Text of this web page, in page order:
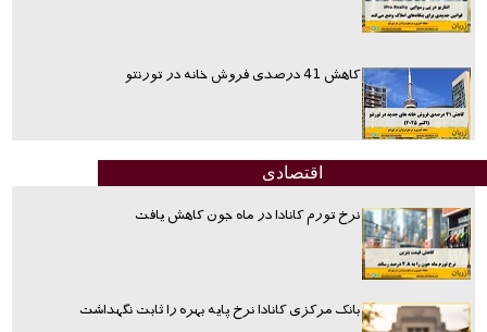
کاهش 41 درصدی فروش خانه در تورنتو
اقتصادی
نرخ تورم کانادا در ماه جون کاهش یافت
بانک مرکزی کانادا نرخ پایه بهره را ثابت نگهداشت